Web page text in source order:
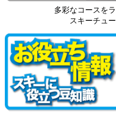
多彩なコースを
スキーチュ